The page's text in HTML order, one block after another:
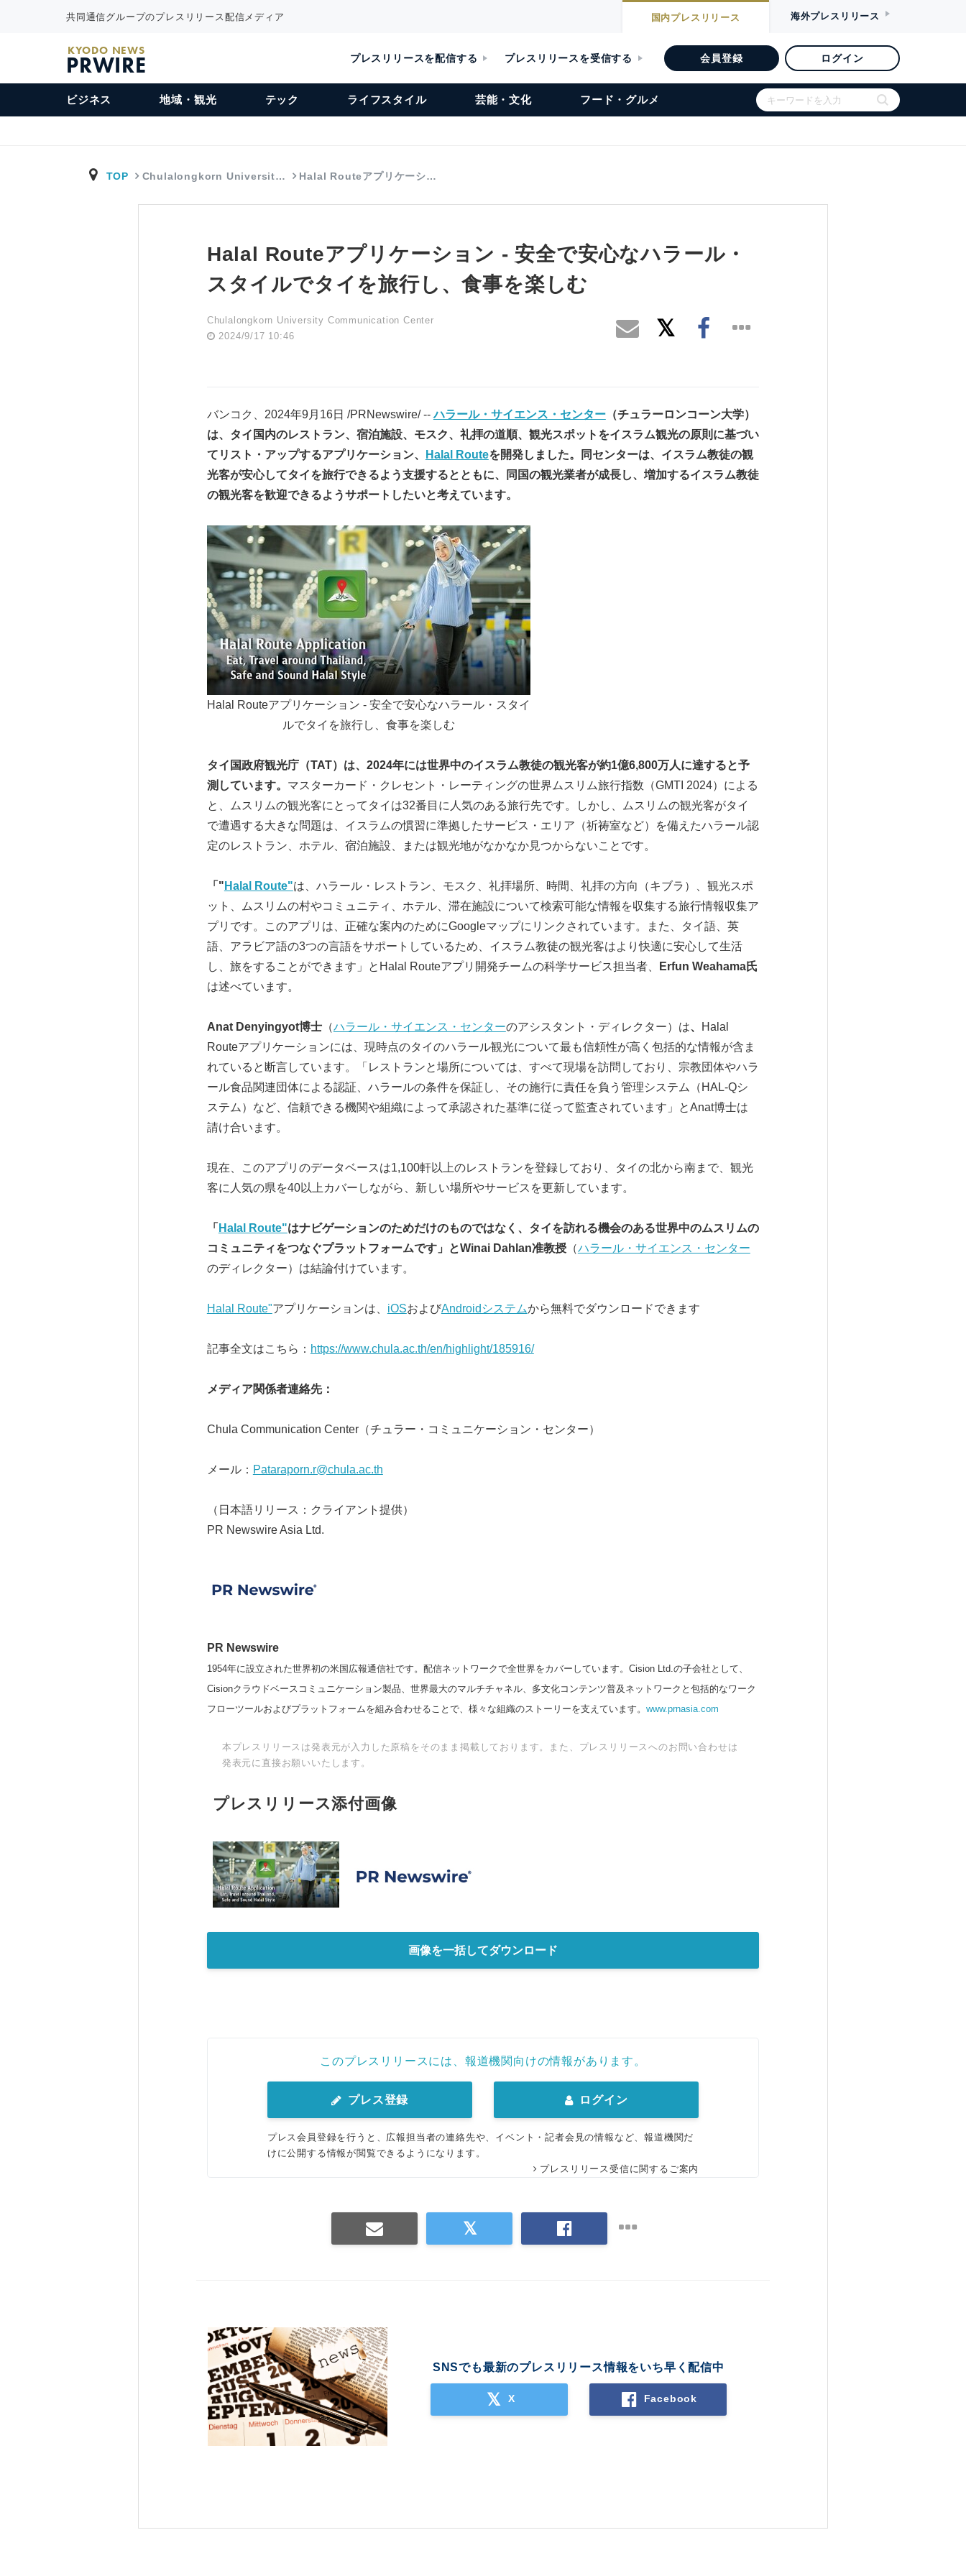
共同通信グループのプレスリリース配信メディア 国内プレスリリース 海外プレスリリース
KYODO NEWS
PRWIRE プレスリリースを配信する プレスリリースを受信する 会員登録 ログイン
ビジネス 地域・観光 テック ライフスタイル 芸能・文化 フード・グルメ
TOP Chulalongkorn Universit… Halal Routeアプリケーシ…
Halal Routeアプリケーション - 安全で安心なハラール・
スタイルでタイを旅行し、食事を楽しむ
Chulalongkorn University Communication Center
2024/9/17 10:46
バンコク、2024年9月16日 /PRNewswire/ --ハラール・サイエンス・センター（チュラーロンコーン大学）
は、タイ国内のレストラン、宿泊施設、モスク、礼拝の道順、観光スポットをイスラム観光の原則に基づい
てリスト・アップするアプリケーション、
Halal Routeを開発しました。同センターは、イスラム教徒の観
光客が安心してタイを旅行できるよう支援するとともに、同国の観光業者が成長し、増加するイスラム教徒
の観光客を歓迎できるようサポートしたいと考えています。
Halal Routeアプリケーション - 安全で安心なハラール・スタイ
ルでタイを旅行し、食事を楽しむ
タイ国政府観光庁（TAT）は、 2024年には世界中のイスラム教徒の観光客が約1億6,800万人に達すると予
測しています。 マスターカード・クレセント・レーティングの世界ムスリム旅行指数（GMTI 2024）による
と、ムスリムの観光客にとってタイは32番目に人気のある旅行先です。しかし、ムスリムの観光客がタイ
で遭遇する大きな問題は、イスラムの慣習に準拠したサービス・エリア（祈祷室など）を備えたハラール認
定のレストラン、ホテル、宿泊施設、または観光地がなかなか見つからないことです。
「 " Halal Route"は、ハラール・レストラン、モスク、礼拝場所、時間、礼拝の方向（キブラ）、観光スポ
ット、ムスリムの村やコミュニティ、ホテル、滞在施設について検索可能な情報を収集する旅行情報収集ア
プリです。このアプリは、正確な案内のためにGoogleマップにリンクされています。また、タイ語、英
語、アラビア語の3つの言語をサポートしているため、イスラム教徒の観光客はより快適に安心して生活
し、旅をすることができます」とHalal Routeアプリ開発チームの科学サービス担当者、
Erfun Weahama氏
は述べています。
Anat Denyingyot博士（ハラール・サイエンス・センターのアシスタント・ディレクター）は、
Halal
Routeアプリケーションには、現時点のタイのハラール観光について最も信頼性が高く包括的な情報が含ま
れていると断言しています。「レストランと場所については、すべて現場を訪問しており、宗教団体やハラ
ール食品関連団体による認証、ハラールの条件を保証し、その施行に責任を負う管理システム（HAL-Qシ
ステム）など、信頼できる機関や組織によって承認された基準に従って監査されています」とAnat博士は
請け合います。
現在、このアプリのデータベースは1,100軒以上のレストランを登録しており、タイの北から南まで、観光
客に人気の県を40以上カバーしながら、新しい場所やサービスを更新しています。
「 Halal Route"はナビゲーションのためだけのものではなく、タイを訪れる機会のある世界中のムスリムの
コミュニティをつなぐプラットフォームです」とWinai Dahlan准教授（ハラール・サイエンス・センター
のディレクター）は結論付けています。
Halal Route"アプリケーションは、 iOSおよびAndroidシステムから無料でダウンロードできます
記事全文はこちら： https://www.chula.ac.th/en/highlight/185916/
メディア関係者連絡先：
Chula Communication Center（チュラー・コミュニケーション・センター）
メール： Pataraporn.r@chula.ac.th
（日本語リリース：クライアント提供）
PR Newswire Asia Ltd.
PR Newswire
1954年に設立された世界初の米国広報通信社です。配信ネットワークで全世界をカバーしています。Cision Ltd.の子会社として、
Cisionクラウドベースコミュニケーション製品、世界最大のマルチチャネル、多文化コンテンツ普及ネットワークと包括的なワーク
フローツールおよびプラットフォームを組み合わせることで、様々な組織のストーリーを支えています。 www.prnasia.com
本プレスリリースは発表元が入力した原稿をそのまま掲載しております。また、プレスリリースへのお問い合わせは
発表元に直接お願いいたします。
プレスリリース添付画像
画像を一括してダウンロード
このプレスリリースには、報道機関向けの情報があります。
プレス登録 ログイン
プレス会員登録を行うと、広報担当者の連絡先や、イベント・記者会見の情報など、報道機関だ
けに公開する情報が閲覧できるようになります。
プレスリリース受信に関するご案内
SNSでも最新のプレスリリース情報をいち早く配信中
X Facebook